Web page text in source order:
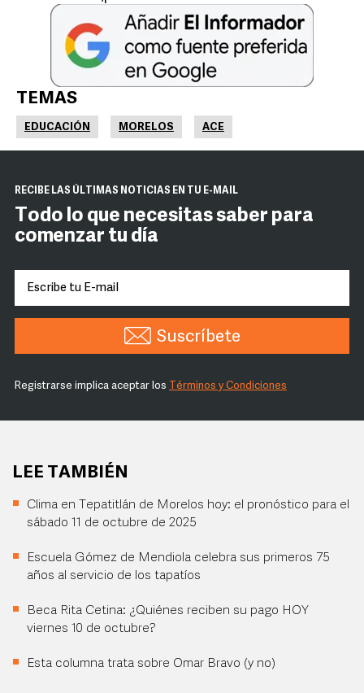
TEMAS
EDUCACIÓN MORELOS ACE
RECIBE LAS ÚLTIMAS NOTICIAS EN TU E-MAIL
Todo lo que necesitas saber para
comenzar tu día
Suscríbete
Registrarse implica aceptar los Términos y Condiciones
LEE TAMBIÉN
Clima en Tepatitlán de Morelos hoy: el pronóstico para el
sábado 11 de octubre de 2025
Escuela Gómez de Mendiola celebra sus primeros 75
años al servicio de los tapatíos
Beca Rita Cetina: ¿Quiénes reciben su pago HOY
viernes 10 de octubre?
Esta columna trata sobre Omar Bravo (y no)